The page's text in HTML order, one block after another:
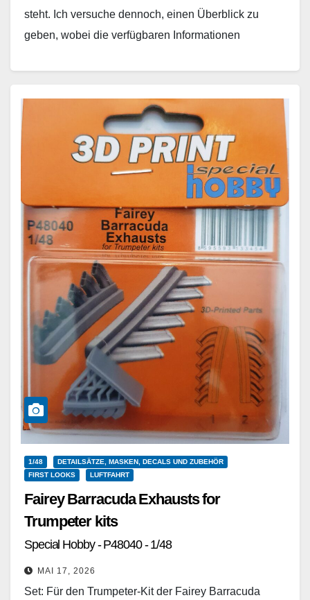
steht. Ich versuche dennoch, einen Überblick zu
geben, wobei die verfügbaren Informationen
1/48
DETAILSÄTZE, MASKEN, DECALS UND ZUBEHÖR
FIRST LOOKS
LUFTFAHRT
Fairey Barracuda Exhausts for
Trumpeter kits
Special Hobby - P48040 - 1/48
MAI 17, 2026
Set: Für den Trumpeter-Kit der Fairey Barracuda